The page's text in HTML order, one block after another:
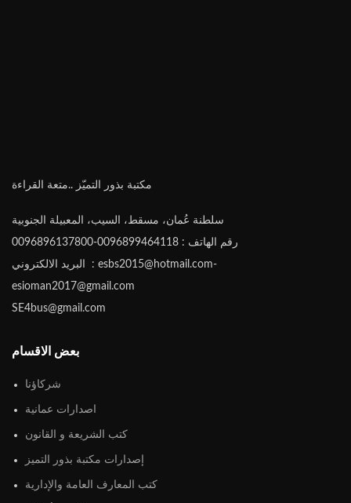
مكتبة بذور التميّز ..متعة القراءة
سلطنة عُمان، مسقط، السيب، المعبيلة الجنوبية
رقم الهاتف : 0096899464118-0096896137800
البريد الالكتروني : esbs2015@hotmail.com-
esioman2017@gmail.com
SE4bus@gmail.com
بعض الاقسام
شركاؤنا
اصدارات عمانية
كتب الشريعة و القانون
إصدارات مكتبة بذور التميز
كتب المعارف العامة والإدارية